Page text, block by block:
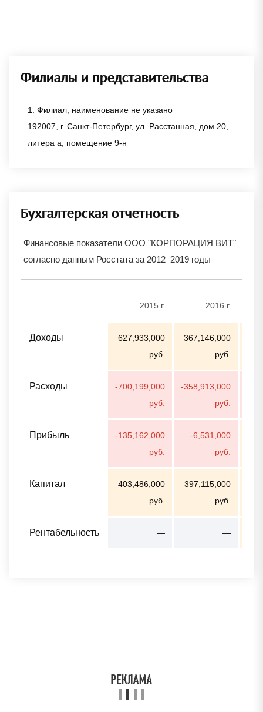
Филиалы и представительства
1. Филиал, наименование не указано
192007, г. Санкт-Петербург, ул. Расстанная, дом 20,
литера а, помещение 9-н
Бухгалтерская отчетность
Финансовые показатели ООО "КОРПОРАЦИЯ ВИТ"
согласно данным Росстата за 2012–2019 годы
2015 г. 2016 г.
Доходы
627,933,000
руб.
367,146,000
руб.
Расходы
-700,199,000
руб.
-358,913,000
руб.
Прибыль
-135,162,000
руб.
-6,531,000
руб.
Капитал
403,486,000
руб.
397,115,000
руб.
Рентабельность — —